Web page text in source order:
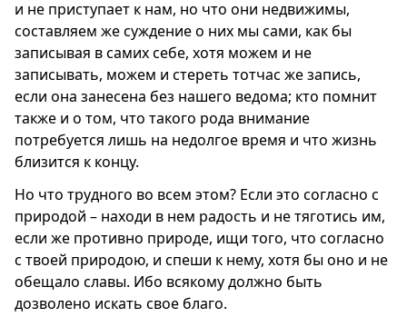
и не приступает к нам, но что они недвижимы,
составляем же суждение о них мы сами, как бы
записывая в самих себе, хотя можем и не
записывать, можем и стереть тотчас же запись,
если она занесена без нашего ведома; кто помнит
также и о том, что такого рода внимание
потребуется лишь на недолгое время и что жизнь
близится к концу.
Но что трудного во всем этом? Если это согласно с
природой – находи в нем радость и не тяготись им,
если же противно природе, ищи того, что согласно
с твоей природою, и спеши к нему, хотя бы оно и не
обещало славы. Ибо всякому должно быть
дозволено искать свое благо.